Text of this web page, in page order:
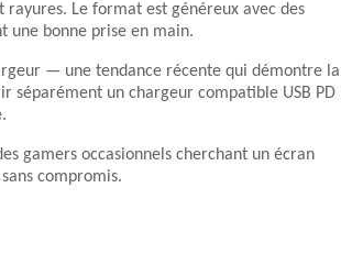
Le format est généreux avec des
une bonne prise en main.
— une tendance récente qui démontre la
séparément un chargeur compatible USB PD
gamers occasionnels cherchant un écran
compromis.